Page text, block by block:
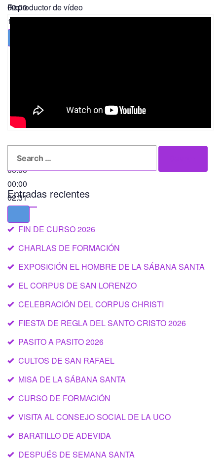
00:00
11:56
Reproductor de vídeo
00:00
00:00
02:31
Entradas recientes
FIN DE CURSO 2026
CHARLAS DE FORMACIÓN
EXPOSICIÓN EL HOMBRE DE LA SÁBANA SANTA
EL CORPUS DE SAN LORENZO
CELEBRACIÓN DEL CORPUS CHRISTI
FIESTA DE REGLA DEL SANTO CRISTO 2026
PASITO A PASITO 2026
CULTOS DE SAN RAFAEL
MISA DE LA SÁBANA SANTA
CURSO DE FORMACIÓN
VISITA AL CONSEJO SOCIAL DE LA UCO
BARATILLO DE ADEVIDA
DESPUÉS DE SEMANA SANTA